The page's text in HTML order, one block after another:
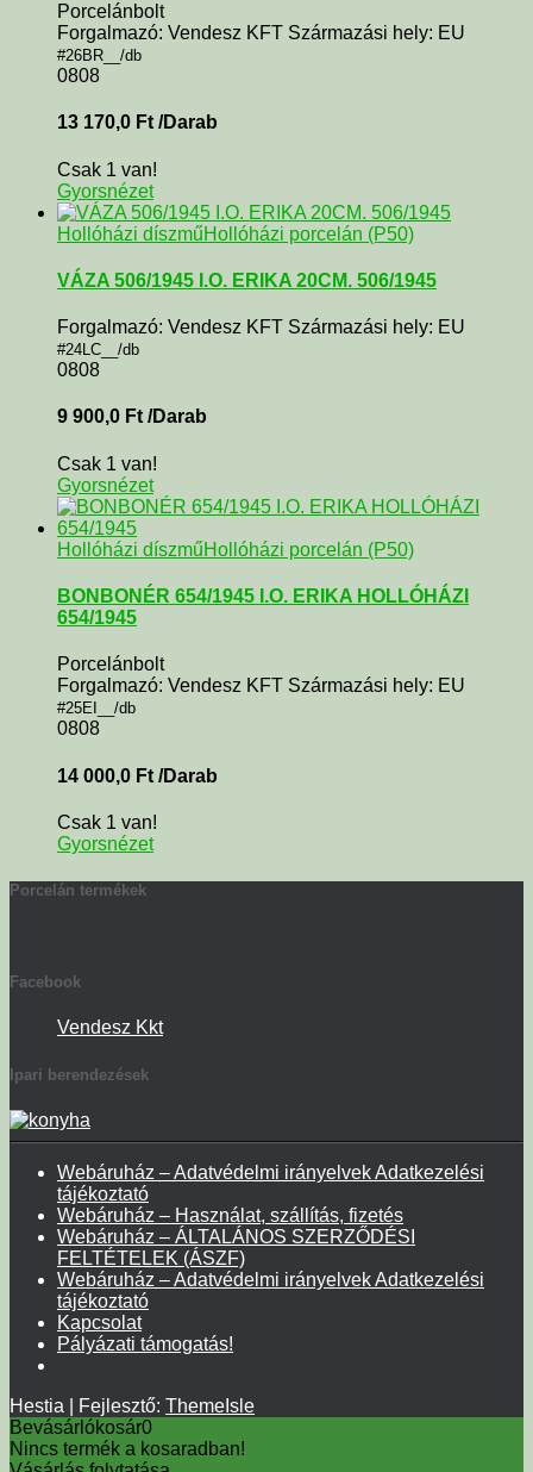
Porcelánbolt
Forgalmazó: Vendesz KFT Származási hely: EU
#26BR__/db
0808
13 170,0 Ft /Darab
Csak 1 van!
Gyorsnézet
Hollóházi díszműHollóházi porcelán (P50)
VÁZA 506/1945 I.O. ERIKA 20CM. 506/1945
Forgalmazó: Vendesz KFT Származási hely: EU
#24LC__/db
0808
9 900,0 Ft /Darab
Csak 1 van!
Gyorsnézet
Hollóházi díszműHollóházi porcelán (P50)
BONBONÉR 654/1945 I.O. ERIKA HOLLÓHÁZI
654/1945
Porcelánbolt
Forgalmazó: Vendesz KFT Származási hely: EU
#25EI__/db
0808
14 000,0 Ft /Darab
Csak 1 van!
Gyorsnézet
Porcelán termékek
Facebook
Vendesz Kkt
Ipari berendezések
Webáruház – Adatvédelmi irányelvek Adatkezelési
tájékoztató
Webáruház – Használat, szállítás, fizetés
Webáruház – ÁLTALÁNOS SZERZŐDÉSI
FELTÉTELEK (ÁSZF)
Webáruház – Adatvédelmi irányelvek Adatkezelési
tájékoztató
Kapcsolat
Pályázati támogatás!
Hestia | Fejlesztő: ThemeIsle
Bevásárlókosár0
Nincs termék a kosaradban!